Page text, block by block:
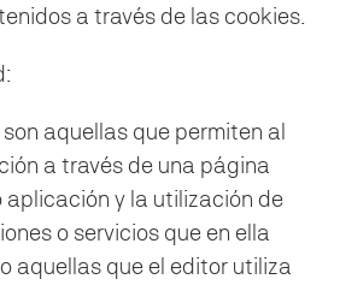
a través de las cookies.
aquellas que permiten al
a través de una página
y la utilización de
o servicios que en ella
aquellas que el editor utiliza